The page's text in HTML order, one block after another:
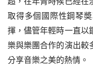
取得多個國際性鋼琴
揮，儘管年輕時一直以
樂與樂團合作的演出較
分享音樂之美的熱情。